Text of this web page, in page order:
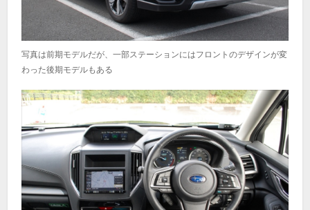
写真は前期モデルだが、一部ステーションにはフロントのデザインが変
わった後期モデルもある